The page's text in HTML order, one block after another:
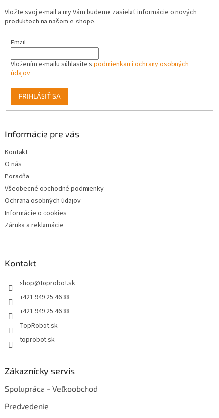
Vložte svoj e-mail a my Vám budeme zasielať informácie o nových
produktoch na našom e-shope.
Email
Vložením e-mailu súhlasíte s podmienkami ochrany osobných
údajov
PRIHLÁSIŤ SA
Informácie pre vás
Kontakt
O nás
Poradňa
Všeobecné obchodné podmienky
Ochrana osobných údajov
Informácie o cookies
Záruka a reklamácie
Kontakt
shop@toprobot.sk
+421 949 25 46 88
+421 949 25 46 88
TopRobot.sk
toprobot.sk
Zákaznícky servis
Spolupráca - Veľkoobchod
Predvedenie